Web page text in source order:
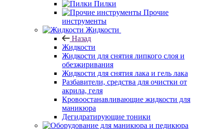
Пилки
Прочие
инструменты
Жидкости
Назад
Жидкости
Жидкости для снятия липкого слоя и
обезжиривания
Жидкости для снятия лака и гель лака
Разбавители, средства для очистки от
акрила, геля
Кровоостанавливающие жидкости для
маникюра
Дегидратирующие тоники